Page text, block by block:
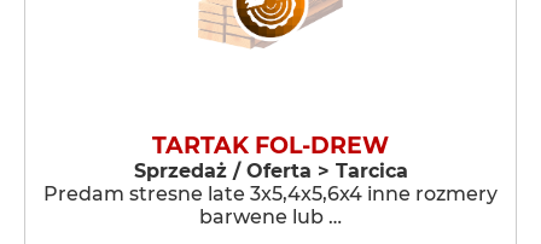
TARTAK FOL-DREW
Sprzedaż / Oferta > Tarcica
Predam stresne late 3x5,4x5,6x4 inne rozmery
barwene lub …